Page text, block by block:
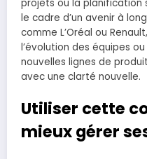
projets ou la planification
le cadre d’un avenir à
comme L’Oréal ou
l’évolution des équipes
nouvelles lignes de
avec une clarté nouvelle.
Utiliser cette
mieux gérer